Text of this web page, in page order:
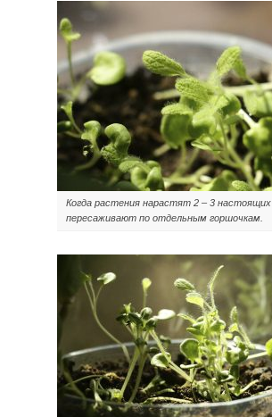
Когда растения нарастят 2 – 3
пересаживают по отдельным горшочкам.